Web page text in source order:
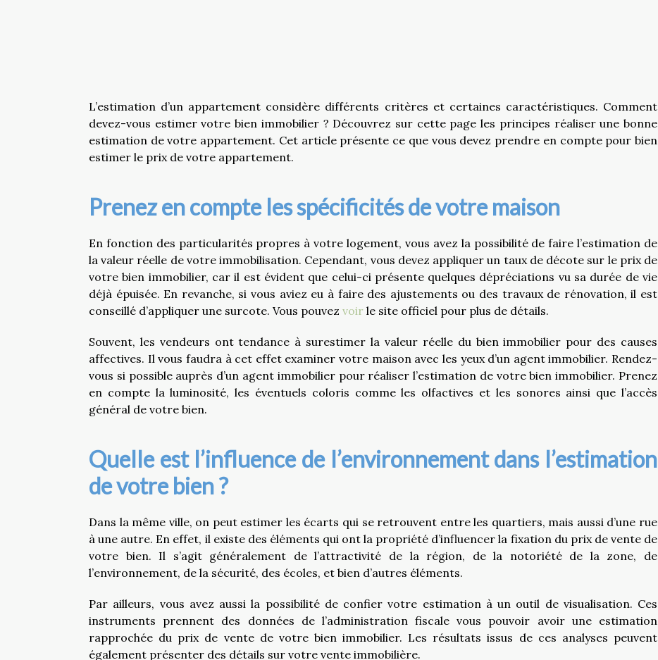
L’estimation d’un appartement considère différents critères et certaines caractéristiques. Comment
devez-vous estimer votre bien immobilier ? Découvrez sur cette page les principes réaliser une bonne
estimation de votre appartement. Cet article présente ce que vous devez prendre en compte pour bien
estimer le prix de votre appartement.
Prenez en compte les spécificités de votre maison
En fonction des particularités propres à votre logement, vous avez la possibilité de faire l’estimation de
la valeur réelle de votre immobilisation. Cependant, vous devez appliquer un taux de décote sur le prix de
votre bien immobilier, car il est évident que celui-ci présente quelques dépréciations vu sa durée de vie
déjà épuisée. En revanche, si vous aviez eu à faire des ajustements ou des travaux de rénovation, il est
conseillé d’appliquer une surcote. Vous pouvez voir le site officiel pour plus de détails.
Souvent, les vendeurs ont tendance à surestimer la valeur réelle du bien immobilier pour des causes
affectives. Il vous faudra à cet effet examiner votre maison avec les yeux d’un agent immobilier. Rendez-
vous si possible auprès d’un agent immobilier pour réaliser l’estimation de votre bien immobilier. Prenez
en compte la luminosité, les éventuels coloris comme les olfactives et les sonores ainsi que l’accès
général de votre bien.
Quelle est l’influence de l’environnement dans l’estimation
de votre bien ?
Dans la même ville, on peut estimer les écarts qui se retrouvent entre les quartiers, mais aussi d’une rue
à une autre. En effet, il existe des éléments qui ont la propriété d’influencer la fixation du prix de vente de
votre bien. Il s’agit généralement de l’attractivité de la région, de la notoriété de la zone, de
l’environnement, de la sécurité, des écoles, et bien d’autres éléments.
Par ailleurs, vous avez aussi la possibilité de confier votre estimation à un outil de visualisation. Ces
instruments prennent des données de l’administration fiscale vous pouvoir avoir une estimation
rapprochée du prix de vente de votre bien immobilier. Les résultats issus de ces analyses peuvent
également présenter des détails sur votre vente immobilière.